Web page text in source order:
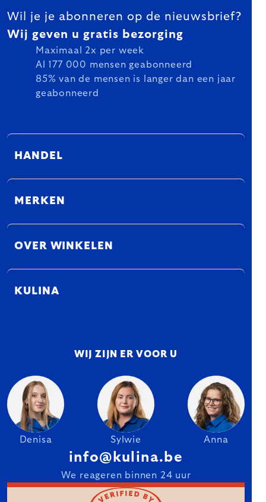
Wil je je abonneren op de nieuwsbrief?
Wij geven u gratis bezorging
Maximaal 2x per week
Al 177 000 mensen geabonneerd
85% van de mensen is langer dan een jaar
geabonneerd
HANDEL
MERKEN
OVER WINKELEN
KULINA
WIJ ZIJN ER VOOR U
Denisa Sylwie Anna
info@kulina.be
We reageren binnen 24 uur